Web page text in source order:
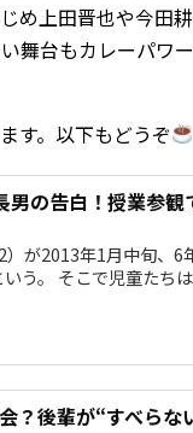
め上田晋也や今田
舞台もカレーパワ
す。以下もどうぞ
男の告白！授業参
が2013年1月中旬、6
う。 そこで児童たち
？後輩が“すべらな